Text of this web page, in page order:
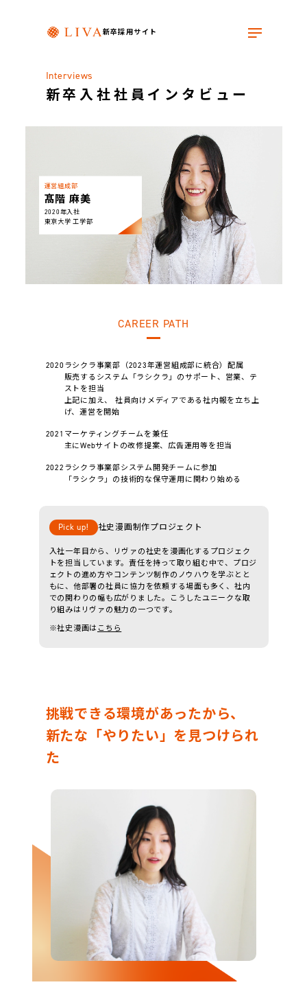
新卒採用サイト
Interviews
新卒入社社員インタビュー
運営組成部
髙階 麻美
2020年入社
東京大学 工学部
CAREER PATH
2020 ラシクラ事業部（2023年運営組成部に統合）配属
販売するシステム「ラシクラ」のサポート、営業、テ
ストを担当
上記に加え、 社員向けメディアである社内報を立ち上
げ、運営を開始
2021 マーケティングチームを兼任
主にWebサイトの改修提案、広告運用等を担当
2022 ラシクラ事業部システム開発チームに参加
「ラシクラ」の技術的な保守運用に関わり始める
Pick up! 社史漫画制作プロジェクト
入社一年目から、リヴァの社史を漫画化するプロジェク
トを担当しています。責任を持って取り組む中で、プロジ
ェクトの進め方やコンテンツ制作のノウハウを学ぶとと
もに、他部署の社員に協力を依頼する場面も多く、社内
での関わりの幅も広がりました。こうしたユニークな取
り組みはリヴァの魅力の一つです。
※社史漫画は こちら
挑戦できる環境があったから、
新たな「やりたい」を見つけられ
た